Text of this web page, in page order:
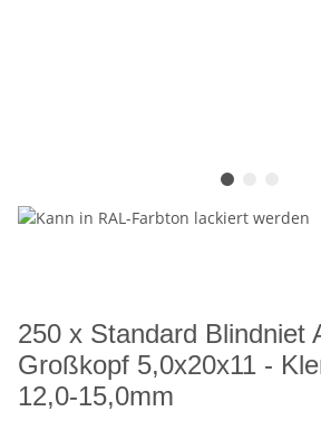
250 x Standard Blindniet
Großkopf 5,0x20x11 -
12,0-15,0mm